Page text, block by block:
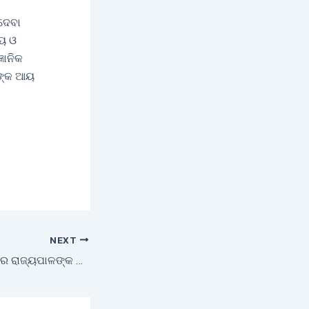
ଓ
ଆୟ
NEXT
ଜୈବିକ କୃଷିକୁ ମାନ୍ୟବର ରାଜ୍ୟପାଳଙ୍କ ଗୁରୁତ୍ଵ